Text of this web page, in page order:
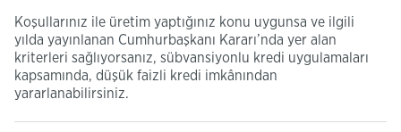
Koşullarınız ile üretim yaptığınız konu uygunsa ve ilgili
yılda yayınlanan Cumhurbaşkanı Kararı’nda yer alan
kriterleri sağlıyorsanız, sübvansiyonlu kredi uygulamaları
kapsamında, düşük faizli kredi imkânından
yararlanabilirsiniz.